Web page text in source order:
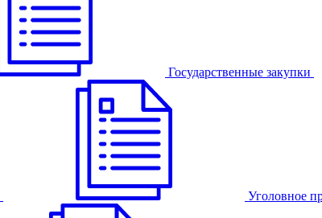
Государственные закупки
Уголовное